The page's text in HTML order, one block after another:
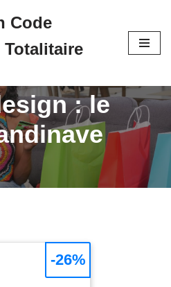
Code
Totalitaire
: le
-26%